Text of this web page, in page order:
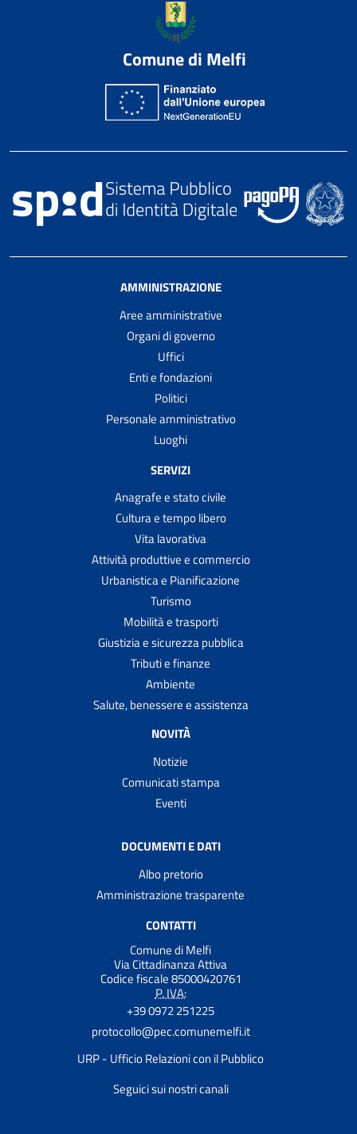
Comune di Melfi
AMMINISTRAZIONE
Aree amministrative
Organi di governo
Uffici
Enti e fondazioni
Politici
Personale amministrativo
Luoghi
SERVIZI
Anagrafe e stato civile
Cultura e tempo libero
Vita lavorativa
Attività produttive e commercio
Urbanistica e Pianificazione
Turismo
Mobilità e trasporti
Giustizia e sicurezza pubblica
Tributi e finanze
Ambiente
Salute, benessere e assistenza
NOVITÀ
Notizie
Comunicati stampa
Eventi
DOCUMENTI E DATI
Albo pretorio
Amministrazione trasparente
CONTATTI
Comune di Melfi
Via Cittadinanza Attiva
Codice fiscale 85000420761
P. IVA:
+39 0972 251225
protocollo@pec.comunemelfi.it
URP - Ufficio Relazioni con il Pubblico
Seguici sui nostri canali